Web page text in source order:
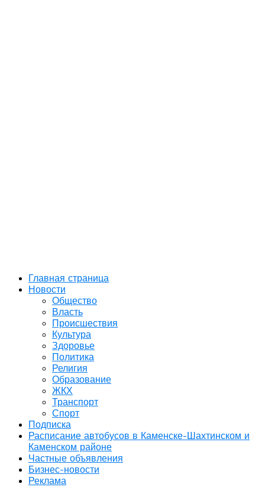
Главная страница
Новости
Общество
Власть
Происшествия
Культура
Здоровье
Политика
Религия
Образование
ЖКХ
Транспорт
Спорт
Подписка
Расписание автобусов в Каменске-Шахтинском и
Каменском районе
Частные объявления
Бизнес-новости
Реклама